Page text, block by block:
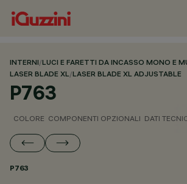
INTERNI/LUCI E FARETTI DA INCASSO MONO E
LASER BLADE XL/LASER BLADE XL ADJUSTABLE
P763
COLORE COMPONENTI OPZIONALI DATI
P763